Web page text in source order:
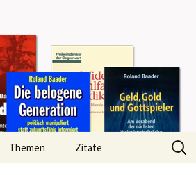
Themen Zitate
Search
for: